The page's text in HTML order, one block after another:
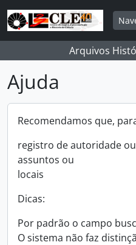
Skip to main content
Arquivos
Ajuda
Recomendamos que,
registro de autoridade ou
assuntos ou
locais
Dicas:
Por padrão o campo
O sistema não faz